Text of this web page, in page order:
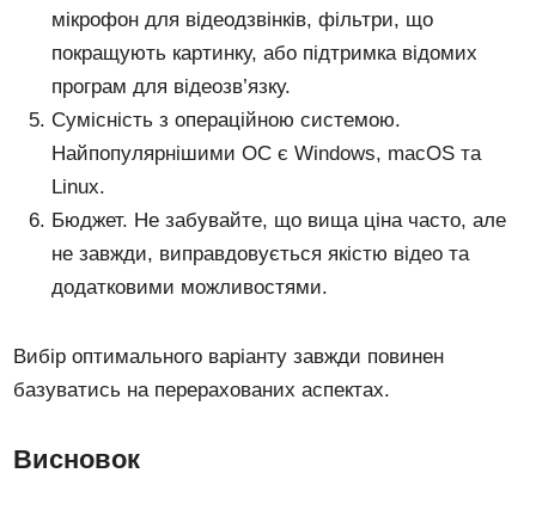
мікрофон для відеодзвінків, фільтри, що
покращують картинку, або підтримка відомих
програм для відеозв’язку.
Сумісність з операційною системою.
Найпопулярнішими ОС є Windows, macOS та
Linux.
Бюджет. Не забувайте, що вища ціна часто, але
не завжди, виправдовується якістю відео та
додатковими можливостями.
Вибір оптимального варіанту завжди повинен
базуватись на перерахованих аспектах.
Висновок